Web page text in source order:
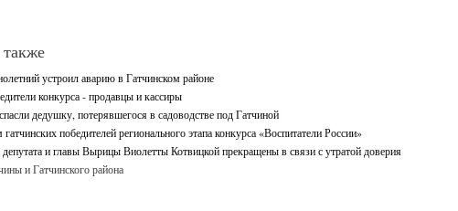
устроил аварию в Гатчинском районе
конкурса - продавцы и кассиры
дедушку, потерявшегося в садоводстве под Гатчиной
победителей регионального этапа конкурса «Воспитатели России»
и главы Вырицы Виолетты Котвицкой прекращены в связи с утратой доверия
и Гатчинского района